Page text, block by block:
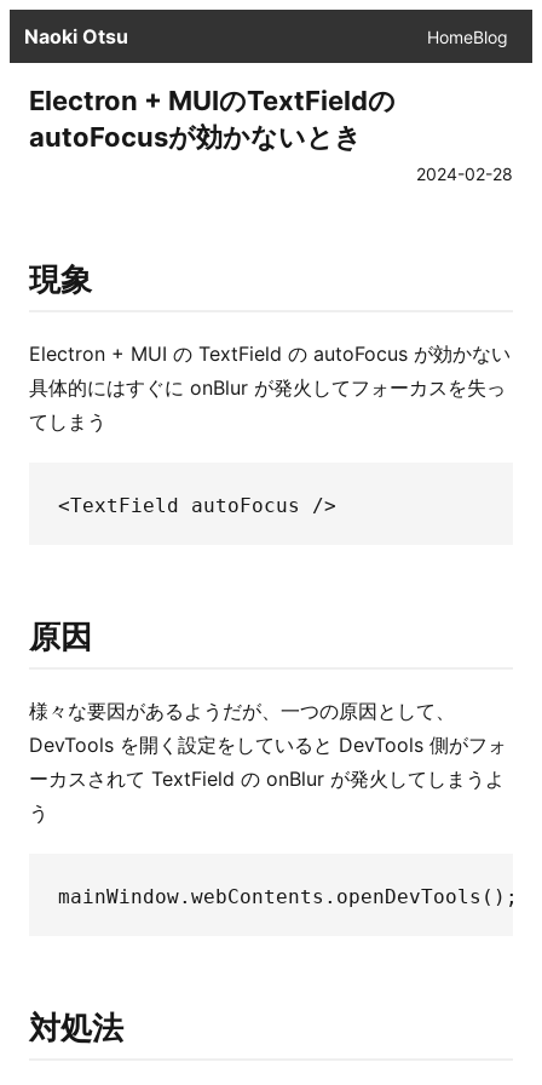
Naoki Otsu HomeBlog
Electron + MUIのTextFieldの
autoFocusが効かないとき
2024-02-28
現象
Electron + MUI の TextField の autoFocus が効かない
具体的にはすぐに onBlur が発火してフォーカスを失っ
てしまう
原因
様々な要因があるようだが、一つの原因として、
DevTools を開く設定をしていると DevTools 側がフォ
ーカスされて TextField の onBlur が発火してしまうよ
う
対処法